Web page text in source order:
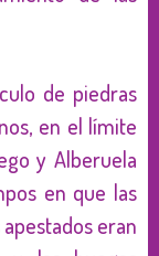
de piedras
en el límite
y Alberuela
en que las
eran